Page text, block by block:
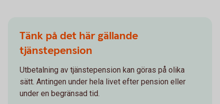
Tänk på det här gällande
tjänstepension
Utbetalning av tjänstepension kan göras på olika
sätt. Antingen under hela livet efter pension eller
under en begränsad tid.